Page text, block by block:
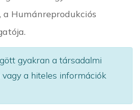
a Humánreprodukciós
gyakran a társadalmi
a hiteles információk